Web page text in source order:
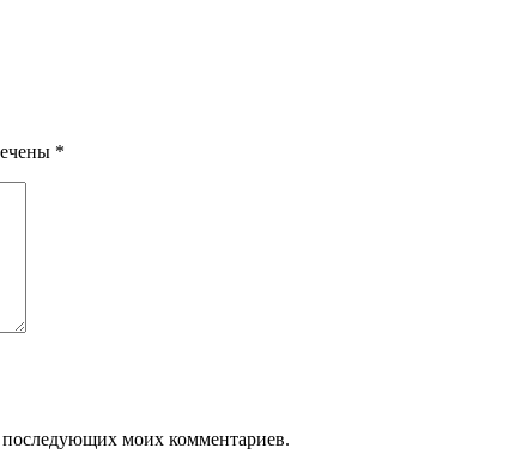
*
последующих моих комментариев.